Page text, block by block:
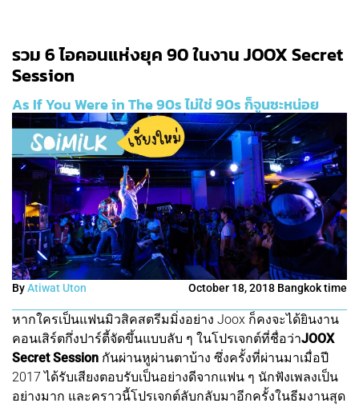
รวม 6 ไอคอนแห่งยุค 90 ในงาน JOOX Secret
Session
As If You Were in The 90s ไม่ใช่ 90s ก็จูนซะหน่อย
ByAtiwat Uton October 18, 2018 Bangkok time
หากใครเป็นแฟนมิวสิคสตรีมมิ่งอย่าง Joox ก็คงจะได้ยินงาน
คอนเสิร์ตกึ่งปาร์ตี้จัดขึ้นแบบลับ ๆ ในโปรเจกต์ที่ชื่อว่าJOOX
Secret Session ​กันผ่านหูผ่านตาบ้าง ซึ่งครั้งที่ผ่านมาเมื่อปี
2017 ได้รับเสียงตอบรับเป็นอย่างดีจากแฟน ๆ นักฟังเพลงเป็น
อย่างมาก และคราวนี้โปรเจกต์ลับกลับมาอีกครั้งในธีมงานสุด